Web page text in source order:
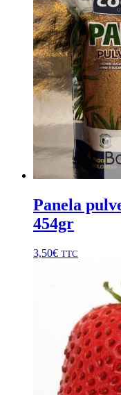
Panela
454gr
3,50€ TTC